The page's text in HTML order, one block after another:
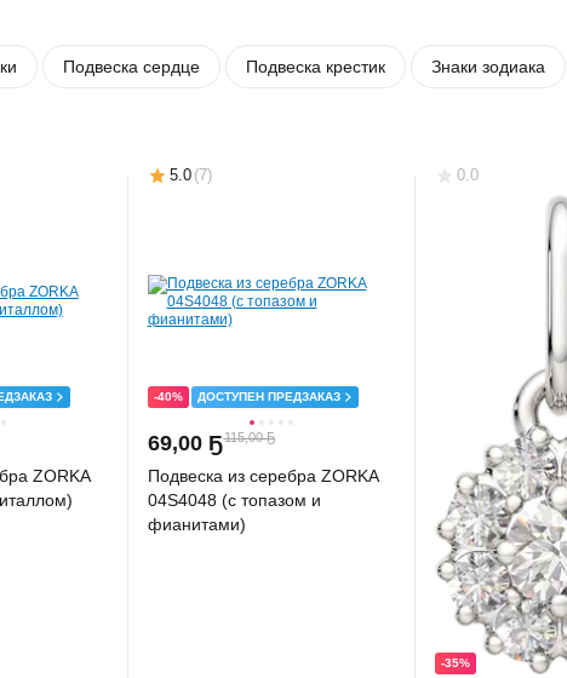
Подвеска сердце Подвеска крестик Знаки зодиака
ZORKA
5.0 (7)
-40% ДОСТУПЕН ПРЕДЗАКАЗ
69,00 Ҕ115,00 Ҕ
Подвеска из серебра ZORKA
04S4048 (с топазом и
фианитами)
0.0
-35%